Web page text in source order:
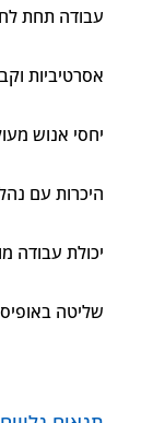
עבודה תחת
אסרטיביות
יחסי אנוש
היכרות עם
יכולת עבודה
שליטה